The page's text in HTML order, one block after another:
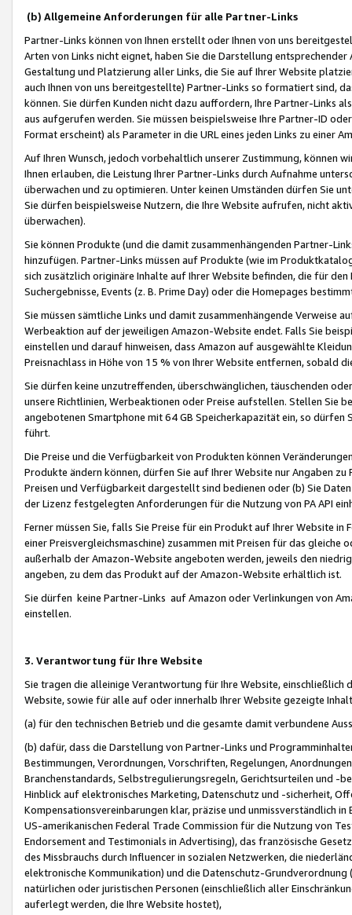
(b) Allgemeine Anforderungen für alle Partner-Links
Partner-Links können von Ihnen erstellt oder Ihnen von uns
Arten von Links nicht eignet, haben Sie die Darstellung
Gestaltung und Platzierung aller Links, die Sie auf Ihrer Website
auch Ihnen von uns bereitgestellte) Partner-Links so formatiert sind,
können. Sie dürfen Kunden nicht dazu auffordern, Ihre Partner-Links
aus aufgerufen werden. Sie müssen beispielsweise Ihre Partner-ID
Format erscheint) als Parameter in die URL eines jeden Links zu einer
Auf Ihren Wunsch, jedoch vorbehaltlich unserer Zustimmung, können
Ihnen erlauben, die Leistung Ihrer Partner-Links durch Aufnahme
überwachen und zu optimieren. Unter keinen Umständen dürfen Sie
Sie dürfen beispielsweise Nutzern, die Ihre Website aufrufen, nicht
überwachen).
Sie können Produkte (und die damit zusammenhängenden Partner-
hinzufügen. Partner-Links müssen auf Produkte (wie im
sich zusätzlich originäre Inhalte auf Ihrer Website befinden, die für
Suchergebnisse, Events (z. B. Prime Day) oder die Homepages
Sie müssen sämtliche Links und damit zusammenhängende
Werbeaktion auf der jeweiligen Amazon-Website endet. Falls Sie
einstellen und darauf hinweisen, dass Amazon auf ausgewählte
Preisnachlass in Höhe von 15 % von Ihrer Website entfernen, sobald
Sie dürfen keine unzutreffenden, überschwänglichen, täuschenden
unsere Richtlinien, Werbeaktionen oder Preise aufstellen. Stellen Sie
angebotenen Smartphone mit 64 GB Speicherkapazität ein, so dürfen
führt.
Die Preise und die Verfügbarkeit von Produkten können
Produkte ändern können, dürfen Sie auf Ihrer Website nur Angaben
Preisen und Verfügbarkeit dargestellt sind bedienen oder (b) Sie
der Lizenz festgelegten Anforderungen für die Nutzung von PA API
Ferner müssen Sie, falls Sie Preise für ein Produkt auf Ihrer Website
einer Preisvergleichsmaschine) zusammen mit Preisen für das
außerhalb der Amazon-Website angeboten werden, jeweils den
angeben, zu dem das Produkt auf der Amazon-Website erhältlich ist.
Sie dürfen keine Partner-Links auf Amazon oder Verlinkungen von
einstellen.
3. Verantwortung für Ihre Website
Sie tragen die alleinige Verantwortung für Ihre Website,
Website, sowie für alle auf oder innerhalb Ihrer Website gezeigte
(a) für den technischen Betrieb und die gesamte damit verbundene
(b) dafür, dass die Darstellung von Partner-Links und
Bestimmungen, Verordnungen, Vorschriften, Regelungen,
Branchenstandards, Selbstregulierungsregeln, Gerichtsurteilen und -
Hinblick auf elektronisches Marketing, Datenschutz und -sicherheit,
Kompensationsvereinbarungen klar, präzise und unmissverständlich
US-amerikanischen Federal Trade Commission für die Nutzung von
Endorsement and Testimonials in Advertising), das französische
des Missbrauchs durch Influencer in sozialen Netzwerken, die
elektronische Kommunikation) und die Datenschutz-
natürlichen oder juristischen Personen (einschließlich aller
auferlegt werden, die Ihre Website hostet),